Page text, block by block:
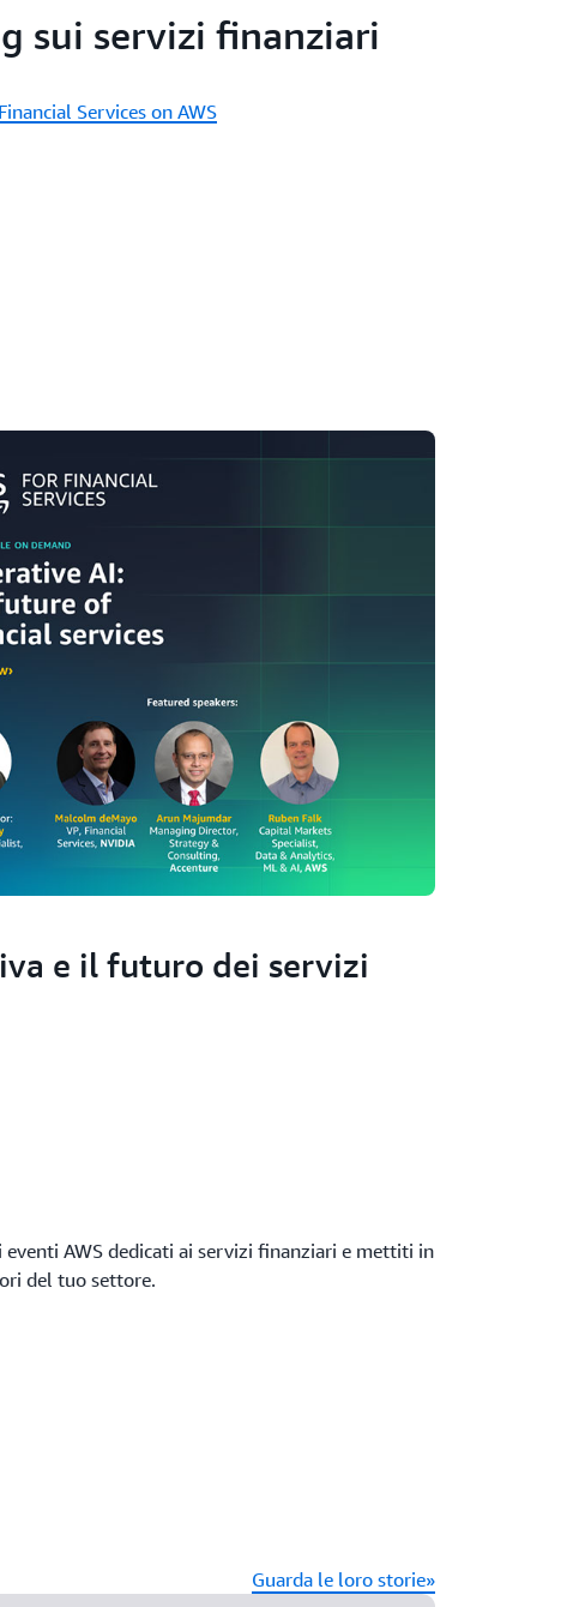
sui servizi finanziari
Services on AWS
e il futuro dei servizi
eventi AWS dedicati ai servizi finanziari e mettiti in
del tuo settore.
Guarda le loro storie»